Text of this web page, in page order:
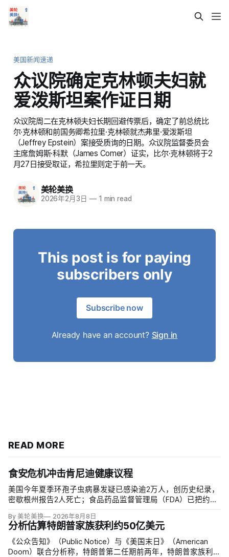
美国新闻速递
众议院确定克林顿夫妇就
爱泼斯坦案作证日期
众议院周二在克林顿夫妇长期回避传票后，确定了前总统比
尔·克林顿和前国务卿希拉里·克林顿就杰弗里·爱泼斯坦
（Jeffrey Epstein）案接受质询的日期。众议院监督委员会
主席詹姆斯·科默（James Comer）证实，比尔·克林顿将于2
月27日接受取证，希拉里则定于前一天。
美轮美换
2026年2月3日 —1 min read
This post is for paying
subscribers only
Subscribe now
Already have an account? Sign in
READ MORE
食安危机冲击肯尼迪健康议程
美国今年夏季环孢子虫病暴发疑已感染逾2万人，创历史纪录，
密歇根州报告2人死亡；食品药品监督管理局（FDA）已把约
来，但其余来源仍未查清。
By 美轮美换 2026年8月8日
分析估算特朗普家族获利约50亿美元
《公众告知》（Public Notice）与《美国末日》（American
Doom）联合分析称，特朗普第二任期前两年，特朗普家族利润